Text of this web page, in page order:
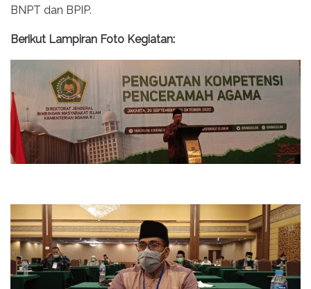
BNPT dan BPIP.
Berikut Lampiran Foto Kegiatan: